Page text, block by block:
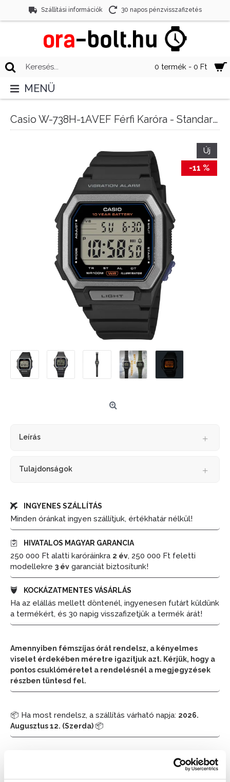
Szállítási információk 30 napos pénzvisszafizetés
0 termék - 0 Ft
MENÜ
Casio W-738H-1AVEF Férfi Karóra - Standard Digital
Új
-11 %
Leírás
Tulajdonságok
INGYENES SZÁLLÍTÁS
Minden óránkat ingyen szállítjuk, értékhatár nélkül!
HIVATALOS MAGYAR GARANCIA
250 000 Ft alatti karóráinkra 2 év, 250 000 Ft feletti
modellekre 3 év garanciát biztosítunk!
KOCKÁZATMENTES VÁSÁRLÁS
Ha az elállás mellett döntenél, ingyenesen futárt küldünk
a termékért, és 30 napig visszafizetjük a termék árát!
Amennyiben fémszíjas órát rendelsz, a kényelmes
viselet érdekében méretre igazítjuk azt. Kérjük, hogy a
pontos csuklóméretet a rendelésnél a megjegyzések
részben tüntesd fel.
📦 Ha most rendelsz, a szállítás várható napja: 2026.
Augusztus 12. (Szerda) 📦